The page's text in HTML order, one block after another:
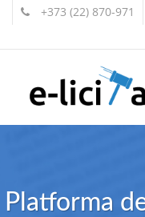
+373 (22) 870-971
Platforma